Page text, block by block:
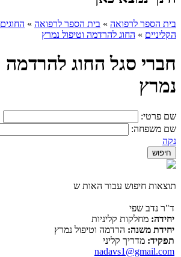
בית הספר לרפואה » בית הספר לרפואה »
הקליניים » החוג להרדמה וטיפול נמרץ
חברי סגל החוג להרדמה
נמרץ
שם פרטי:
שם משפחה:
נקה
תוצאות חיפוש עבור האות ש
ד"ר נדב שפי
יחידה: מחלקות קליניות
יחידת משנה: הרדמה וטיפול נמרץ
תפקיד: מדריך קליני
nadavs1@gmail.com